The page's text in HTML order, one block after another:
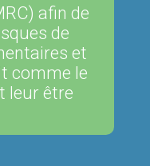
afin de
de
et
comme le
leur être